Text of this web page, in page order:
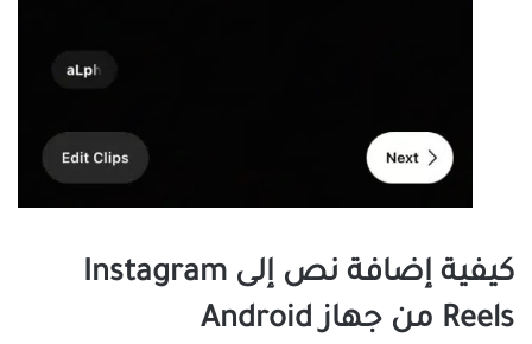
كيفية إضافة نص إلى Instagram
Reels من جهاز Android